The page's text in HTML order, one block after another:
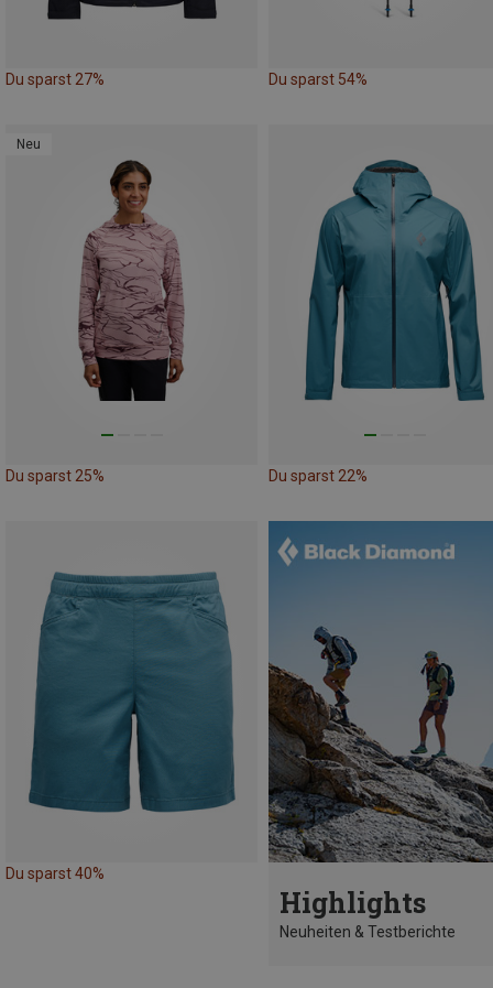
Du sparst 27% Du sparst 54%
Neu
Du sparst 25% Du sparst 22%
Du sparst 40%
Highlights
Neuheiten & Testberichte